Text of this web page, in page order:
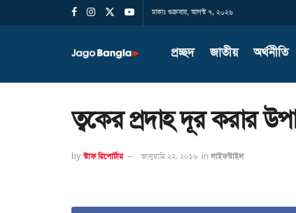
ঢাকাঃ শুক্রবার, আগস্ট ৭, ২০২৬
প্রচ্ছদ জাতীয় অর্থনীতি
ত্বকের প্রদাহ দূর করার
by স্টাফ রিপোর্টার জানুয়ারি ২২, ২০১৬ in লাইফস্টাইল